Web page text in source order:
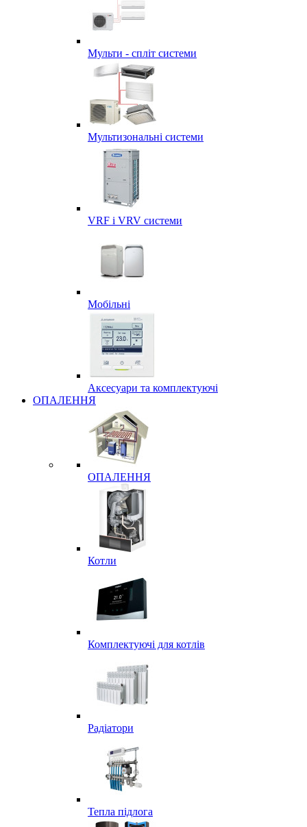
Мульти - спліт системи
Мультизональні системи
VRF і VRV системи
Мобільні
Аксесуари та комплектуючі
ОПАЛЕННЯ
ОПАЛЕННЯ
Котли
Комплектуючі для котлів
Радіатори
Тепла підлога